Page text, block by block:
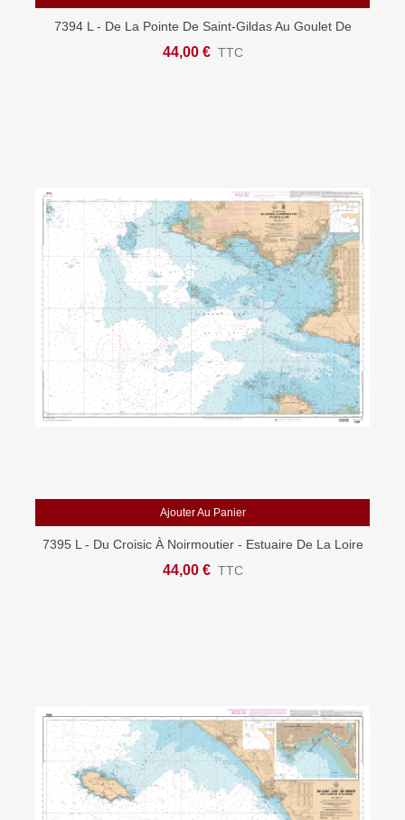
7394 L - De La Pointe De Saint-Gildas Au Goulet De
Fromentine - Baie De Bourgneuf - Carte Marine Shom
44,00 € TTC
Ajouter Au Panier
7395 L - Du Croisic À Noirmoutier - Estuaire De La Loire
- Carte Marine Shom Papier
44,00 € TTC